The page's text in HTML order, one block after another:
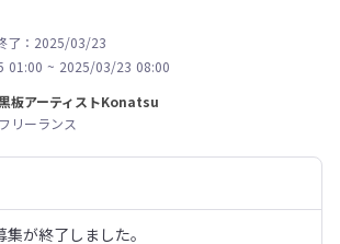
了：2025/03/23
01:00 ~ 2025/03/23 08:00
板アーティストKonatsu
フリーランス
が終了しました。